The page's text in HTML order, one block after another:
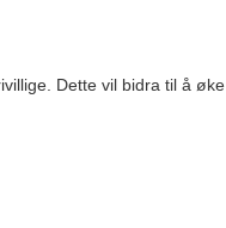
Dette vil bidra til å øke